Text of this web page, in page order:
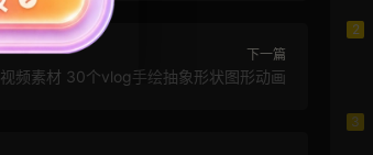
下一篇
视频素材 30个vlog手绘抽象形状图形动画
2
3